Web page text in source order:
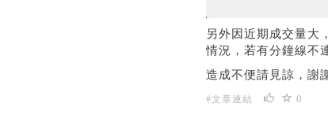
另外因近期成交量大
情況，若有分鐘線不
造成不便請見諒，謝
#文章連結 0